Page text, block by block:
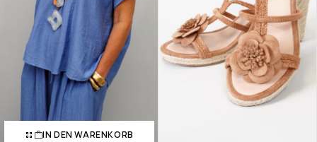
IN DEN WARENKORB